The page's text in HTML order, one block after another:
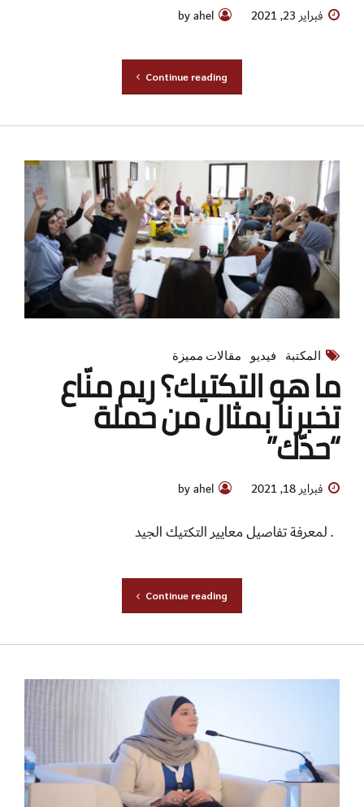
فبراير 23, 2021 by ahel
Continue reading
المكتبة فيديو مقالات مميزة
ما هو التكتيك؟ ريم منّاع
تخبرنا بمثال من حملة
“حدّك”
فبراير 18, 2021 by ahel
. لمعرفة تفاصيل معايير التكتيك الجيد
Continue reading